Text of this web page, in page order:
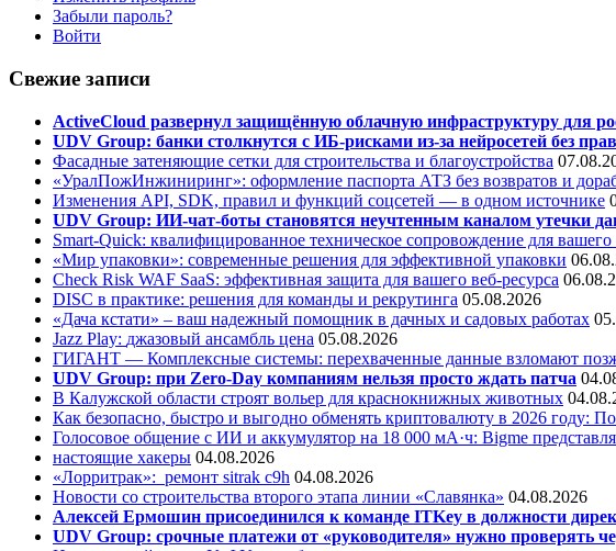
Забыли пароль?
Войти
Свежие записи
ActiveCloud развернул защищённую облачную инфраструктуру для
UDV Group: банки столкнутся с ИБ-рисками из-за нейросетей без
Фасадные затеняющие сетки для строительства и благоустройства
«УралПожИнжиниринг»: оформление паспорта АТЗ без возвратов и
Изменения API, SDK, правил и функций соцсетей — в одном источнике
UDV Group: ИИ-чат-боты становятся неучтенным каналом утечки
Smart-Quick: квалифицированное техническое сопровождение для вашего
«Мир упаковки»: современные решения для эффективной упаковки
Check Risk WAF SaaS: эффективная защита для вашего веб-ресурса
DISC в практике: решения для команды и рекрутинга 05.08.2026
«Дача кстати» – ваш надежный помощник в дачных и садовых работах
Jazz Play: джазовый ансамбль цена 05.08.2026
ГИГАНТ — Комплексные системы: перехваченные данные взломают
UDV Group: при Zero-Day компаниям нельзя просто ждать патча
В Калужской области строят вольер для краснокнижных животных
Как безопасно, быстро и выгодно обменять криптовалюту в 2026 году:
Голосовое общение с ИИ и аккумулятор на 18 000 мА·ч: Bigme
настоящие хакеры 04.08.2026
«Лорритрак»: ремонт sitrak c9h 04.08.2026
Новости со строительства второго этапа линии «Славянка» 04.08.2026
Алексей Ермошин присоединился к команде ITKey в должности
UDV Group: срочные платежи от «руководителя» нужно проверять